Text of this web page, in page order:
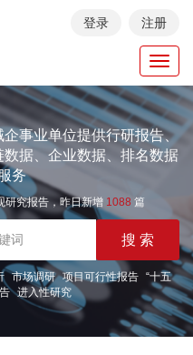
登录 注册
事业单位提供行研报告、
据、企业数据、排名数据
务
研究报告，昨日新增 1088 篇
市场调研 项目可行性报告
“十五
进入性研究